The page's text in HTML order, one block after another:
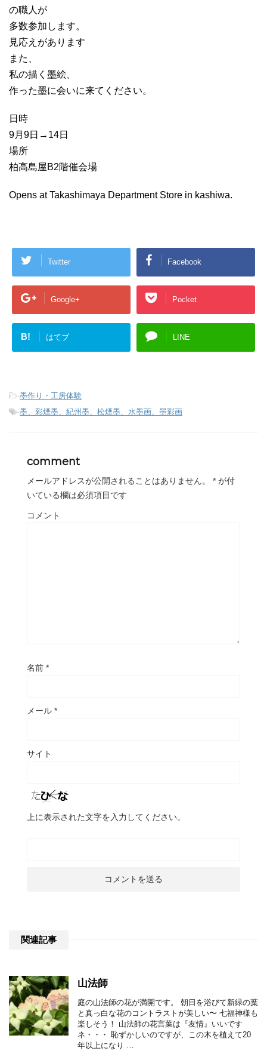
の職人が
多数参加します。
見応えがあります
また、
私の描く墨絵、
作った墨に会いに来てください。
日時
9月9日→14日
場所
柏高島屋B2階催会場
Opens at Takashimaya Department Store in kashiwa.
Twitter Facebook
Google+ Pocket
B! はてブ LINE
-墨作り・工房体験
-墨、彩煙墨、紀州墨、松煙墨、水墨画、墨彩画
comment
メールアドレスが公開されることはありません。 * が付
いている欄は必須項目です
コメント
名前 *
メール *
サイト
上に表示された文字を入力してください。
関連記事
山法師
庭の山法師の花が満開です。 朝日を浴びて新緑の葉
と真っ白な花のコントラストが美しい〜 七福神様も
楽しそう！ 山法師の花言葉は『友情』いいです
ネ・・・ 恥ずかしいのですが、この木を植えて20
年以上になり …